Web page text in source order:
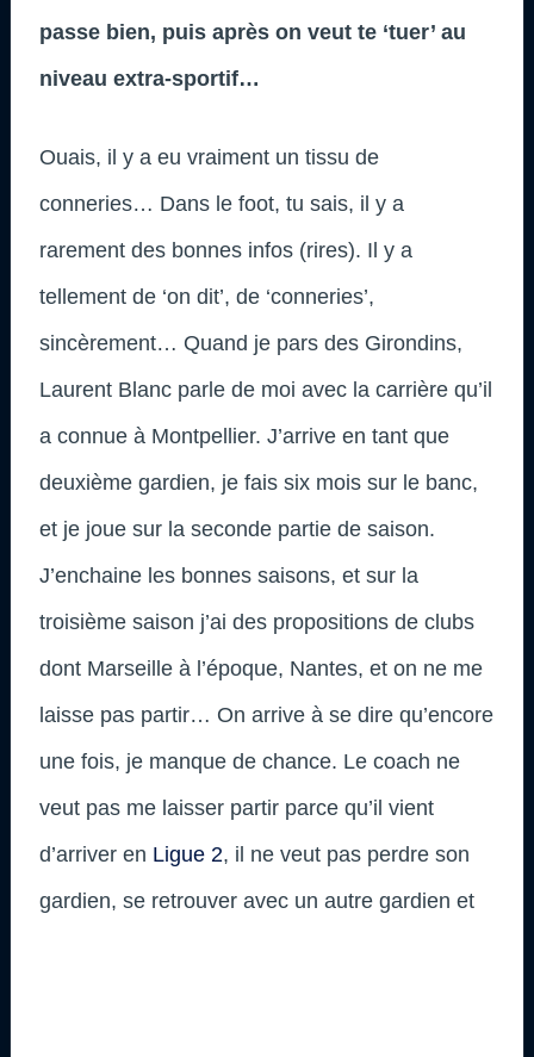
passe bien, puis après on veut te ‘tuer’ au
niveau extra-sportif…
Ouais, il y a eu vraiment un tissu de
conneries… Dans le foot, tu sais, il y a
rarement des bonnes infos (rires). Il y a
tellement de ‘on dit’, de ‘conneries’,
sincèrement… Quand je pars des Girondins,
Laurent Blanc parle de moi avec la carrière qu’il
a connue à Montpellier. J’arrive en tant que
deuxième gardien, je fais six mois sur le banc,
et je joue sur la seconde partie de saison.
J’enchaine les bonnes saisons, et sur la
troisième saison j’ai des propositions de clubs
dont Marseille à l’époque, Nantes, et on ne me
laisse pas partir… On arrive à se dire qu’encore
une fois, je manque de chance. Le coach ne
veut pas me laisser partir parce qu’il vient
d’arriver en Ligue 2, il ne veut pas perdre son
gardien, se retrouver avec un autre gardien et